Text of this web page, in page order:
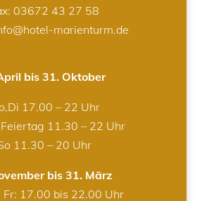
03672 43 27 58
marienturm.de
bis 31. Oktober
17.00 – 22 Uhr
11.30 – 22 Uhr
11.30 – 20 Uhr
bis 31. März
Fr: 17.00 bis 22.00 Uhr